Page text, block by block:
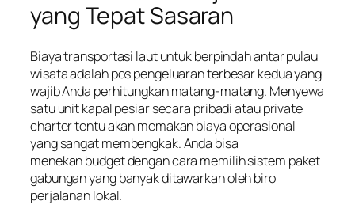
yang Tepat Sasaran
Biaya transportasi laut untuk berpindah antar pulau
wisata adalah pos pengeluaran terbesar kedua yang
wajib Anda perhitungkan matang-matang. Menyewa
satu unit kapal pesiar secara pribadi atau private
charter tentu akan memakan biaya operasional
yang sangat membengkak. Anda bisa
menekan budget dengan cara memilih sistem paket
gabungan yang banyak ditawarkan oleh biro
perjalanan lokal.